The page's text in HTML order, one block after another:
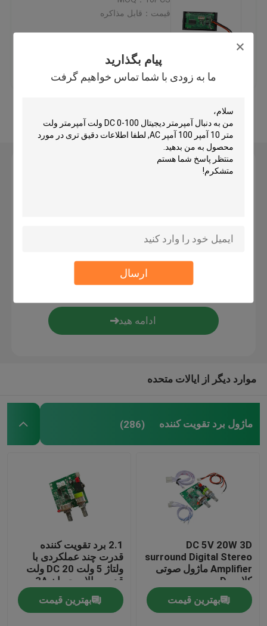
پیام بگذارید
ما به زودی با شما تماس خواهیم گرفت
ارسال
ماژول منبع تغذیه
ماژول صوتی بلوتوث
برد محافظ باتری BMS
آمپلی فایر خانگی
آمپرمتر دیجیتال ولت متر
ابزار تستر
هیئت توسعه
قیمت：قابل مذاکره
بهترین قیمت
بیشتر ببینید
پیام بگذارید
موارد دیگر از ایالات متحده
ماژول برد تقویت کننده (286)
DC 5V 20W 3D
surround Digital Stereo
Amplifier ماژول صوتی
کلاس D
بهترین قیمت
2.1 برد تقویت کننده
قدرت چند عملکردی با
ولتاژ 5 ولت DC 20 ولت
قدرت بالا و جریان 3A
برای بهبود عملکرد صوتی
بهترین قیمت